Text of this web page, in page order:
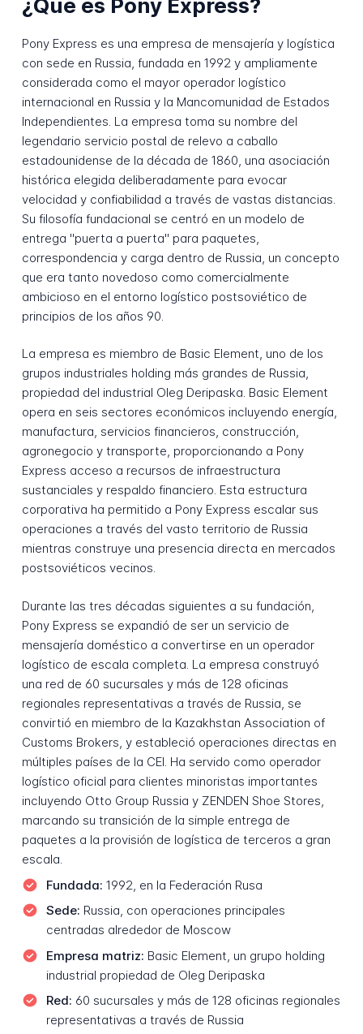
¿Qué es Pony Express?
Pony Express es una empresa de mensajería y logística
con sede en Russia, fundada en 1992 y ampliamente
considerada como el mayor operador logístico
internacional en Russia y la Mancomunidad de Estados
Independientes. La empresa toma su nombre del
legendario servicio postal de relevo a caballo
estadounidense de la década de 1860, una asociación
histórica elegida deliberadamente para evocar
velocidad y confiabilidad a través de vastas distancias.
Su filosofía fundacional se centró en un modelo de
entrega "puerta a puerta" para paquetes,
correspondencia y carga dentro de Russia, un concepto
que era tanto novedoso como comercialmente
ambicioso en el entorno logístico postsoviético de
principios de los años 90.
La empresa es miembro de Basic Element, uno de los
grupos industriales holding más grandes de Russia,
propiedad del industrial Oleg Deripaska. Basic Element
opera en seis sectores económicos incluyendo energía,
manufactura, servicios financieros, construcción,
agronegocio y transporte, proporcionando a Pony
Express acceso a recursos de infraestructura
sustanciales y respaldo financiero. Esta estructura
corporativa ha permitido a Pony Express escalar sus
operaciones a través del vasto territorio de Russia
mientras construye una presencia directa en mercados
postsoviéticos vecinos.
Durante las tres décadas siguientes a su fundación,
Pony Express se expandió de ser un servicio de
mensajería doméstico a convertirse en un operador
logístico de escala completa. La empresa construyó
una red de 60 sucursales y más de 128 oficinas
regionales representativas a través de Russia, se
convirtió en miembro de la Kazakhstan Association of
Customs Brokers, y estableció operaciones directas en
múltiples países de la CEI. Ha servido como operador
logístico oficial para clientes minoristas importantes
incluyendo Otto Group Russia y ZENDEN Shoe Stores,
marcando su transición de la simple entrega de
paquetes a la provisión de logística de terceros a gran
escala.
Fundada: 1992, en la Federación Rusa
Sede: Russia, con operaciones principales
centradas alrededor de Moscow
Empresa matriz: Basic Element, un grupo holding
industrial propiedad de Oleg Deripaska
Red: 60 sucursales y más de 128 oficinas regionales
representativas a través de Russia